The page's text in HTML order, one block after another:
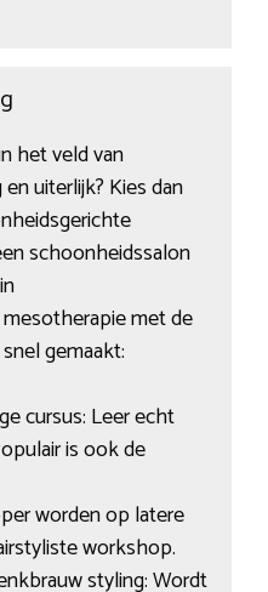
het veld van
uiterlijk? Kies dan
schoonheidssalon
met de
gemaakt:
cursus: Leer echt
is ook de
worden op latere
workshop.
styling: Wordt